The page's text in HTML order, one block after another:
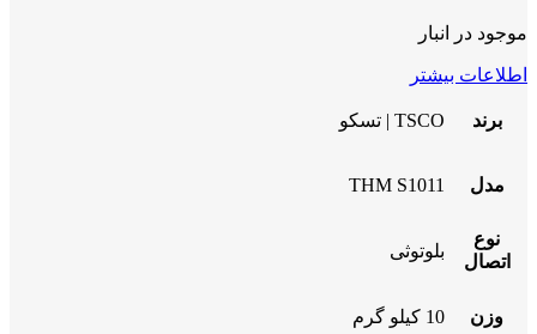
موجود در انبار
اطلاعات بیشتر
برند TSCO | تسکو
مدل THM S1011
نوع
اتصال
بلوتوثی
وزن 10 کیلو گرم